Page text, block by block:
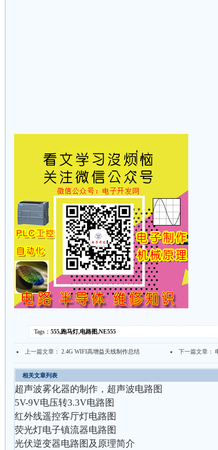
Tags： 555,跑马灯,电路图,NE555
上一篇文章： 2.4G WIFI高增益天线制作总结 下一篇文章：
相关文章列表
超声波雾化器的制作，超声波电路图
5V-9V电压转3.3V电路图
红外线遥控客厅灯电路图
荧光灯电子镇流器电路图
光伏逆变器电路图及原理简介